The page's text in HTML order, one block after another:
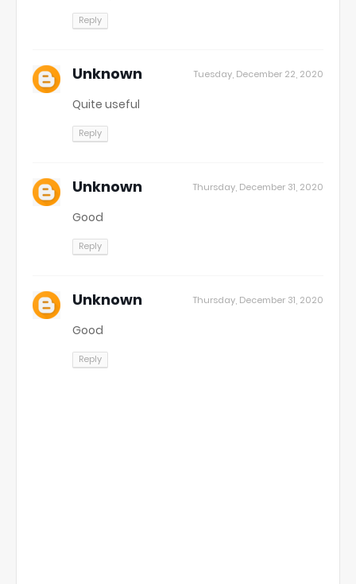
Reply
Unknown Tuesday, December 22, 2020
Quite useful
Reply
Unknown Thursday, December 31, 2020
Good
Reply
Unknown Thursday, December 31, 2020
Good
Reply